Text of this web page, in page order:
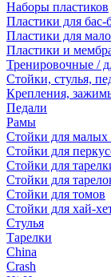
Наборы пластиков
Пластики для бас-
Пластики для
Пластики и
Тренировочные /
Стойки, стулья,
Крепления,
Педали
Рамы
Стойки для малых
Стойки для
Стойки для
Стойки для
Стойки для томов
Стойки для хай-
Стулья
Тарелки
China
Crash